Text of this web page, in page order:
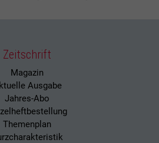
Zeitschrift
Magazin
Ausgabe
Jahres-Abo
Themenplan